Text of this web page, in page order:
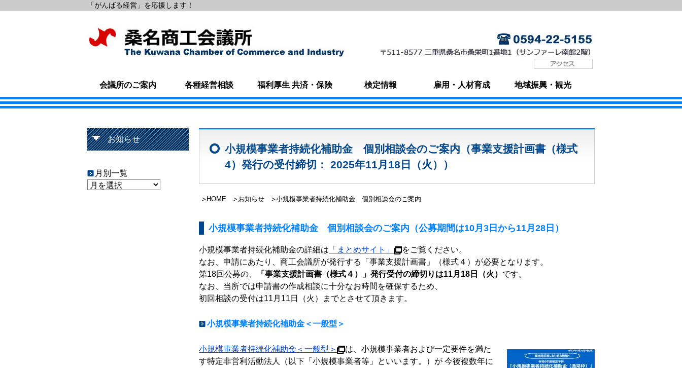
「がんばる経営」を応援します！
会議所のご案内 各種経営相談 福利厚生 共済・保険 検定情報 雇用・人材育成 地域振興・観光
お知らせ
月別一覧
小規模事業者持続化補助金 個別相談会のご案内（事業支援計画書（様式
4）発行の受付締切： 2025年11月18日（火））
HOME お知らせ 小規模事業者持続化補助金 個別相談会のご案内
小規模事業者持続化補助金 個別相談会のご案内（公募期間は10月3日から11月28日）
小規模事業者持続化補助金の詳細は 「まとめサイト」
をご覧ください。
なお、申請にあたり、商工会議所が発行する「事業支援計画書」（様式４）が必要となります。
第18回公募の、
「事業支援計画書（様式４）」発行受付の締切りは11月18日（火） です。
なお、当所では申請書の作成相談に十分なお時間を確保するため、
初回相談の受付は11月11日（火）までとさせて頂きます。
小規模事業者持続化補助金＜一般型＞
小規模事業者持続化補助金＜一般型＞
は、小規模事業者および一定要件を満た
す特定非営利活動法人（以下「小規模事業者等」といいます。）が 今後複数年に